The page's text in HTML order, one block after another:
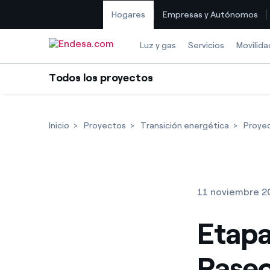
Hogares Empresas y Autónomos
Luz y gas Servicios
Todos los proyectos
Inicio Proyectos Transición energética
11 noviembre